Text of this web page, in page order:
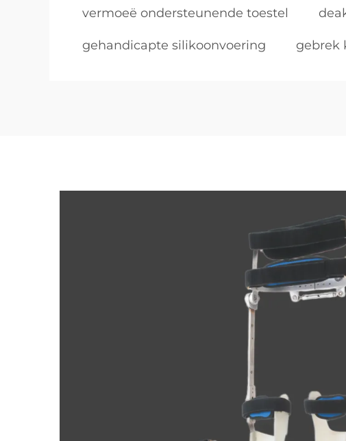
vermoeë ondersteunende toestel
gehandicapte silikoonvoering gebrek